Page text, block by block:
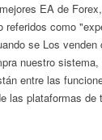
EA de
referidos como
se Los
nuestro
entre las
las plataformas de